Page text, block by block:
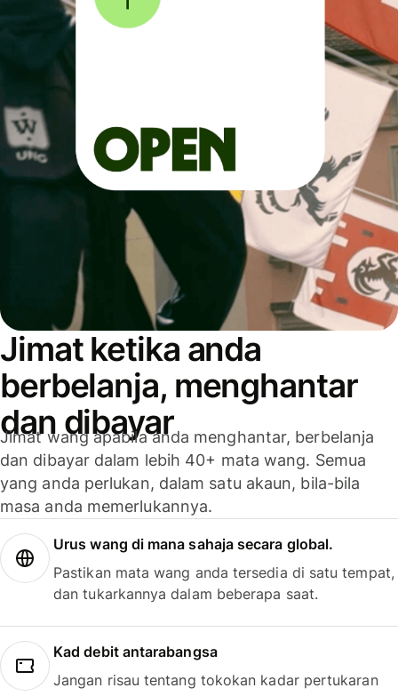
Jimat ketika anda
berbelanja, menghantar
dan dibayar
Jimat wang apabila anda menghantar, berbelanja
dan dibayar dalam lebih 40+ mata wang. Semua
yang anda perlukan, dalam satu akaun, bila-bila
masa anda memerlukannya.
Urus wang di mana sahaja secara global.
Pastikan mata wang anda tersedia di satu tempat,
dan tukarkannya dalam beberapa saat.
Kad debit antarabangsa
Jangan risau tentang tokokan kadar pertukaran